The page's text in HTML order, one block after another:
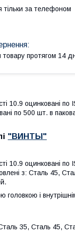
тільки за телефоном
протягом 14
10.9 оцинковані
по 500 шт. в
"ВИНТЫ"
10.9 оцинковані по
з: Сталь 45,
головкою і
35, Сталь 45,